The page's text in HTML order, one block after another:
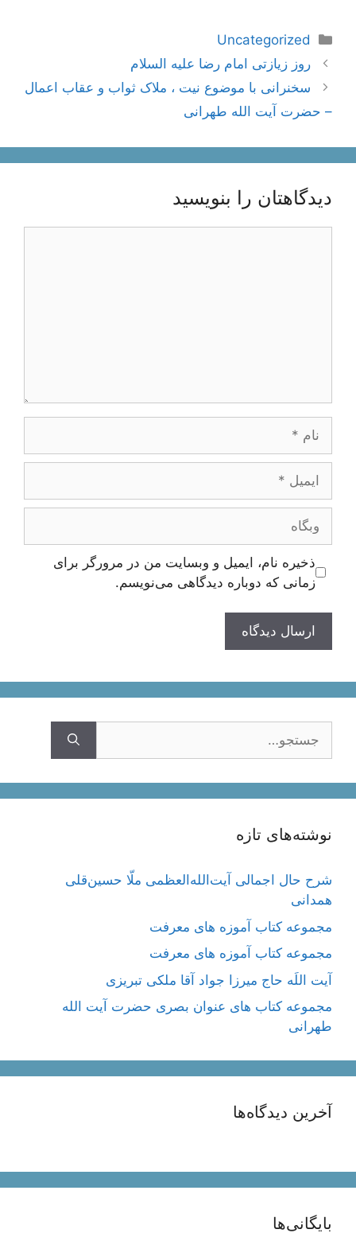
دسته‌ها
Uncategorized
ناوبری
نوشته‌ها
روز زیازتی امام رضا علیه السلام
سخنرانی با موضوع نیت ، ملاک ثواب و عقاب اعمال
– حضرت آیت الله طهرانی
دیدگاهتان را بنویسید
وبگاه
ذخیره نام، ایمیل و وبسایت من در مرورگر برای
زمانی که دوباره دیدگاهی می‌نویسم.
نوشته‌های تازه
شرح حال اجمالی آیت‌الله‌العظمی ملّا حسین‌قلی
همدانی
مجموعه کتاب آموزه های معرفت
مجموعه کتاب آموزه های معرفت
آیت اللَه حاج میرزا جواد آقا ملکی تبریزی
مجموعه کتاب های عنوان بصری حضرت آیت الله
طهرانی
آخرین دیدگاه‌ها
بایگانی‌ها